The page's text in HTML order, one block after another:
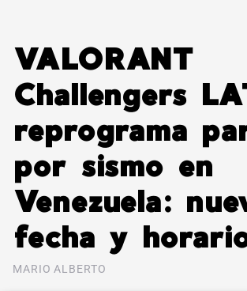
VALORANT
Challengers
reprograma
por sismo en
Venezuela:
fecha y
MARIO ALBERTO